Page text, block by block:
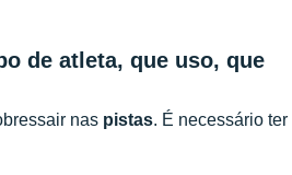
de atleta, que uso, que
nas pistas. É necessário ter